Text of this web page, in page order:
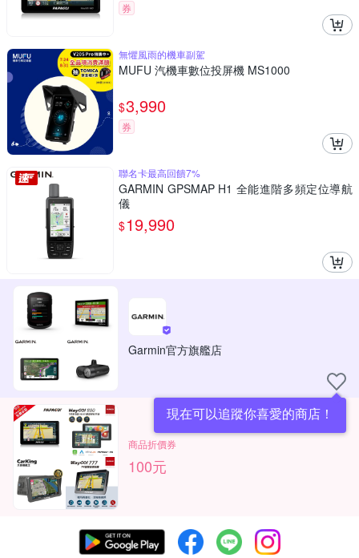
券
無懼風雨的機車副駕
MUFU 汽機車數位投屏機 MS1000
$3,990
券
聯名卡最高回饋7%
GARMIN GPSMAP H1 全能進階多頻定位導航
儀
$19,990
Garmin官方旗艦店
現在可以追蹤你喜愛的商店！
商品折價券
100元